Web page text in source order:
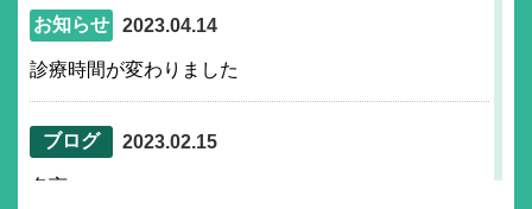
お知らせ 2023.04.14
診療時間が変わりました
ブログ 2023.02.15
名言